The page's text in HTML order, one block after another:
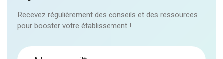
Recevez régulièrement des conseils et des ressources
pour booster votre établissement !